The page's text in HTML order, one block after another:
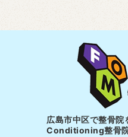
広島市中区で整骨院
Conditioning整骨